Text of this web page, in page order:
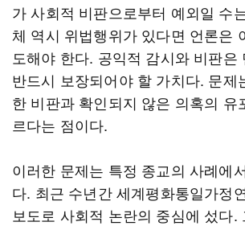
가 사회적 비판으로부터 예외일 수
체 역시 위법행위가 있다면 언론은
도해야 한다. 공익적 감시와 비판은
반드시 보장되어야 할 가치다. 문제
한 비판과 확인되지 않은 의혹의 유
르다는 점이다.
이러한 문제는 특정 종교의 사례에
다. 최근 수년간 세계평화통일가정
보도로 사회적 논란의 중심에 섰다.